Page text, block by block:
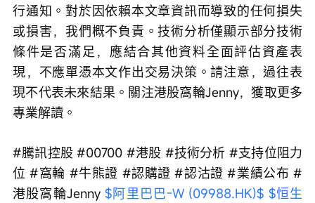
行通知。對於因依賴本文章資訊而導致的任何損失
或損害，我們概不負責。技術分析僅顯示部分技術
條件是否滿足，應結合其他資料全面評估資產表
現，不應單憑本文作出交易決策。請注意，過往表
現不代表未來結果。關注港股窩輪Jenny，獲取更多
專業解讀。
#騰訊控股 #00700 #港股 #技術分析 #支持位阻力
位 #窩輪 #牛熊證 #認購證 #認沽證 #業績公布 #
港股窩輪Jenny $阿里巴巴-W (09988.HK)$ $恒生